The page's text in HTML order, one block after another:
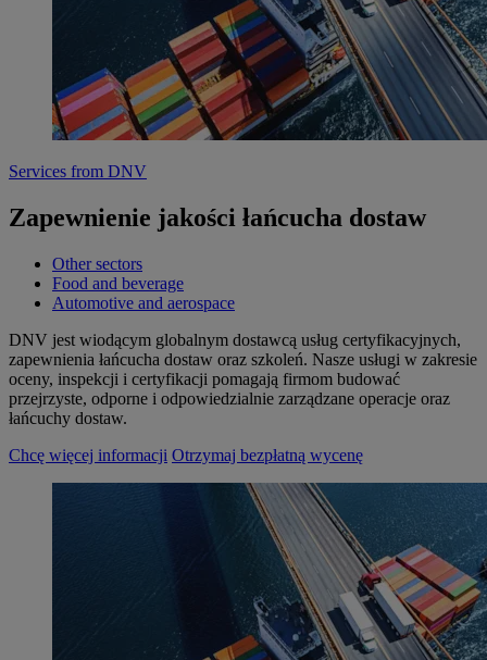
Services from DNV
Zapewnienie jakości łańcucha dostaw
Other sectors
Food and beverage
Automotive and aerospace
DNV jest wiodącym globalnym dostawcą usług certyfikacyjnych,
zapewnienia łańcucha dostaw oraz szkoleń. Nasze usługi w zakresie
oceny, inspekcji i certyfikacji pomagają firmom budować
przejrzyste, odporne i odpowiedzialnie zarządzane operacje oraz
łańcuchy dostaw.
Chcę więcej informacji Otrzymaj bezpłatną wycenę